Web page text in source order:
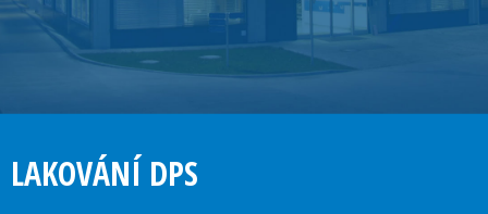
LAKOVÁNÍ DPS